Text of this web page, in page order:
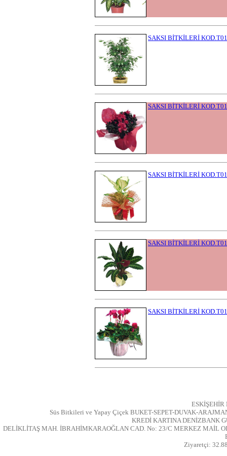
SAKSI BİTKİLERİ
SAKSI BİTKİLERİ
SAKSI BİTKİLERİ
SAKSI BİTKİLERİ
SAKSI BİTKİLERİ
Süs Bitkileri ve Yapay Çiçek BUKET-SEPET-DUVAK-
KREDİ KARTINA DENİZBANK
DELİKLİTAŞ MAH. İBRAHİMKARAOĞLAN CAD. No: 23/C MERKEZ MAİL
Ziyaretçi: